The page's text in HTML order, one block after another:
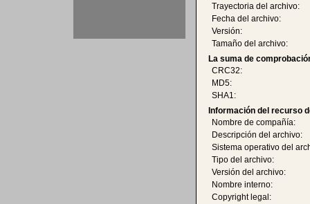
Trayectoria del archivo:
Fecha del archivo:
Versión:
Tamaño del archivo:
La suma de
CRC32:
MD5:
SHA1:
Información del recurso
Nombre de compañía:
Descripción del archivo:
Sistema operativo del
Tipo del archivo:
Versión del archivo:
Nombre interno:
Copyright legal: